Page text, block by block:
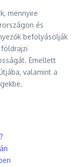
mennyire
és
befolyásolják
Emellett
valamint a